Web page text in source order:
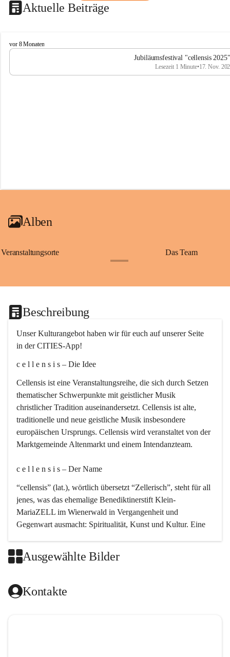
Aktuelle Beiträge
C
e
l
vor 8 Monaten
Jubiläumsfestival "cellensis
Lesezeit 1 Minute•17. Nov.
Alben
Veranstaltungsorte Das Team
Beschreibung
Unser Kulturangebot haben wir für euch auf unserer Seite
in der CITIES-App!
c e l l e n s i s – Die Idee
Cellensis ist eine Veranstaltungsreihe, die sich durch Setzen
thematischer Schwerpunkte mit geistlicher Musik
christlicher Tradition auseinandersetzt. Cellensis ist alte,
traditionelle und neue geistliche Musik insbesondere
europäischen Ursprungs. Cellensis wird veranstaltet von der
Marktgemeinde Altenmarkt und einem Intendanzteam.
c e l l e n s i s – Der Name
“cellensis” (lat.), wörtlich übersetzt “Zellerisch”, steht für all
jenes, was das ehemalige Benediktinerstift Klein-
MariaZELL im Wienerwald in Vergangenheit und
Gegenwart ausmacht: Spiritualität, Kunst und Kultur. Eine
Kirchenmusik, dem kunstvollen Lob Gottes.
Das kirchenmusikalische Festival Cellensis wird seit dem
Ausgewählte Bilder
Kontakte